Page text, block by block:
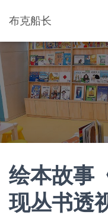
布克船长
绘本故事
现丛书透